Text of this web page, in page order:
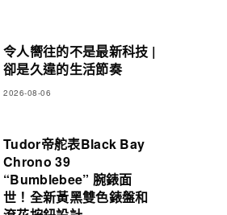
令人嚮往的不是最新科技 |
卻是久違的生活節奏
2026-08-06
Tudor帝舵表Black Bay
Chrono 39
“Bumblebee” 腕錶面
世！全新黃黑雙色錶盤和